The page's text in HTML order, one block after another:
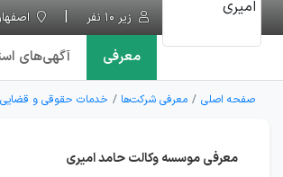
زیر ۱۰ نفر
معرفی آگهی‌های
صفحه اصلی معرفی شرکت‌ها خدمات حقوقی و قضایی
معرفی موسسه وکالت حامد امیری